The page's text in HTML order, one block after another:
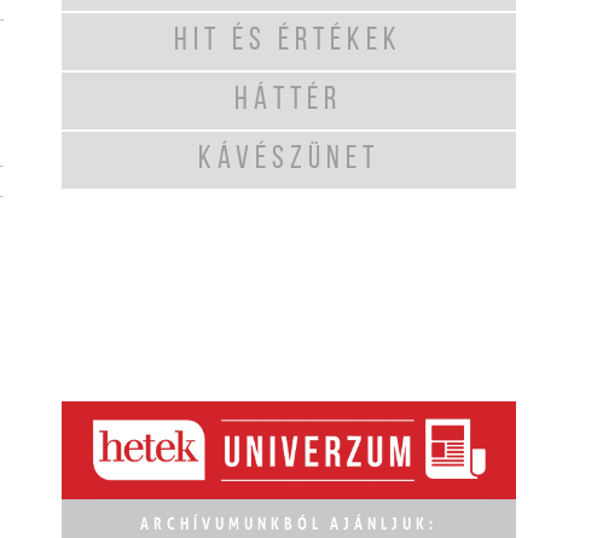
HIT ÉS ÉRTÉKEK
HÁTTÉR
KÁVÉSZÜNET
ARCHÍVUMUNKBÓL AJÁNLJUK: